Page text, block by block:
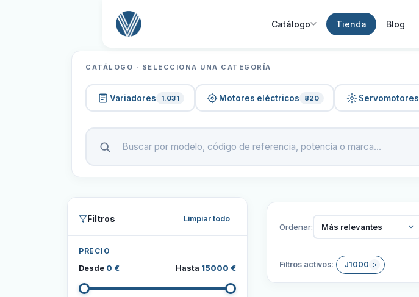
Catálogo Tienda Blog
CATÁLOGO · SELECCIONA UNA CATEGORÍA
Variadores 1.031 Motores eléctricos 820 Servomotores
Filtros Limpiar todo
PRECIO
Desde 0 € Hasta 15000 €
Ordenar: Más relevantes
Filtros activos: J1000